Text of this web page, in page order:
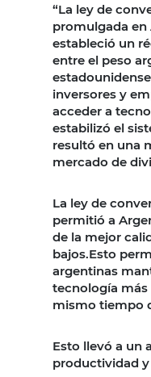
“La ley de
promulgada en
estableció un
entre el peso
inversores y
acceder a
estabilizó el
resultó en una
mercado de
La ley de
permitió a
de la mejor
bajos.Esto
argentinas
tecnología más
mismo tiempo
Esto llevó a un
productividad